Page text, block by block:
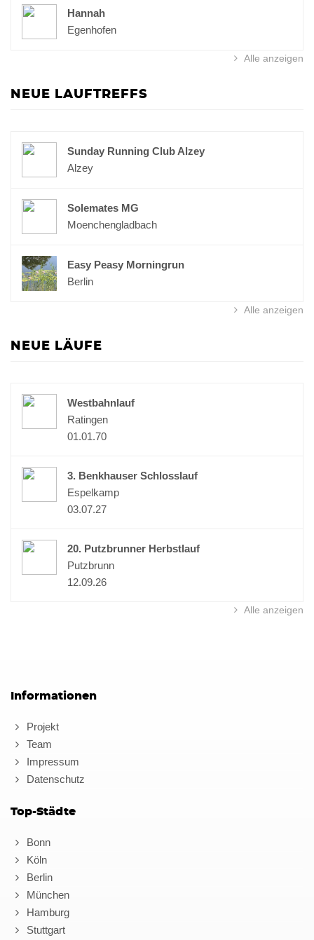
Hannah
Egenhofen
Alle anzeigen
NEUE LAUFTREFFS
Sunday Running Club Alzey
Alzey
Solemates MG
Moenchengladbach
Easy Peasy Morningrun
Berlin
Alle anzeigen
NEUE LÄUFE
Westbahnlauf
Ratingen
01.01.70
3. Benkhauser Schlosslauf
Espelkamp
03.07.27
20. Putzbrunner Herbstlauf
Putzbrunn
12.09.26
Alle anzeigen
Informationen
Projekt
Team
Impressum
Datenschutz
Top-Städte
Bonn
Köln
Berlin
München
Hamburg
Stuttgart